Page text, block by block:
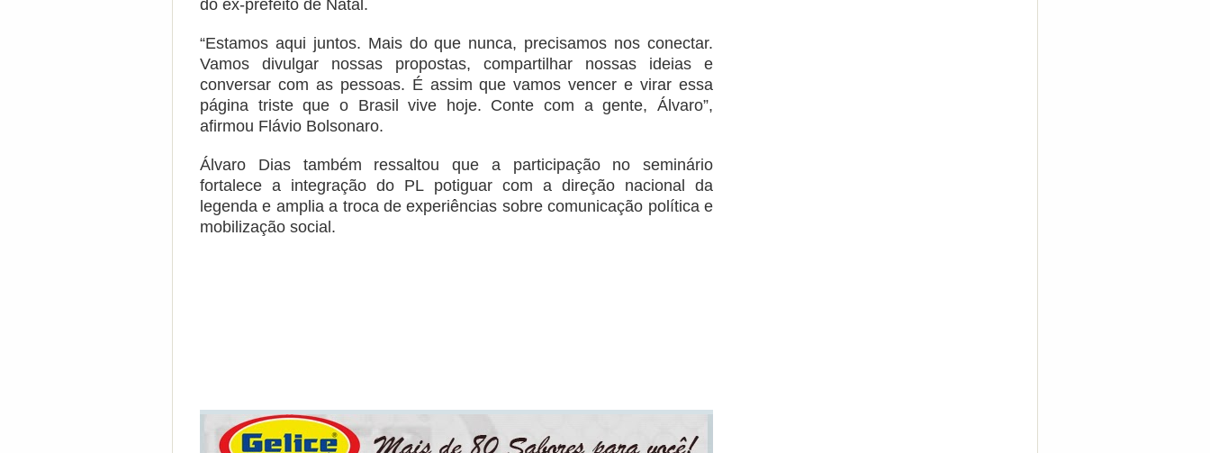
do ex-prefeito de Natal.
“Estamos aqui juntos. Mais do que nunca, precisamos nos conectar.
Vamos divulgar nossas propostas, compartilhar nossas ideias e
conversar com as pessoas. É assim que vamos vencer e virar essa
página triste que o Brasil vive hoje. Conte com a gente, Álvaro”,
afirmou Flávio Bolsonaro.
Álvaro Dias também ressaltou que a participação no seminário
fortalece a integração do PL potiguar com a direção nacional da
legenda e amplia a troca de experiências sobre comunicação política e
mobilização social.